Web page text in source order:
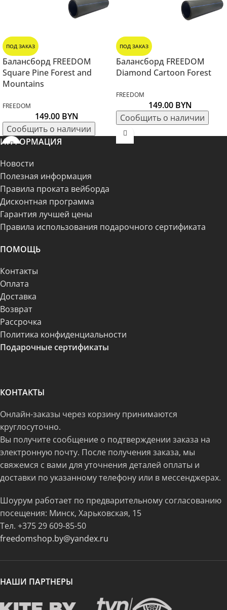
ПОД ЗАКАЗ
Балансборд FREEDOM
Square Pine Forest and
Mountains
FREEDOM
149.00 BYN
ПОД ЗАКАЗ
Балансборд FREEDOM
Diamond Cartoon Forest
FREEDOM
149.00 BYN
ИНФОРМАЦИЯ
Новости
Полезная информация
Правила проката вейборда
Дисконтная программа
Гарантия лучшей цены
Правила использования подарочного сертификата
ПОМОЩЬ
Контакты
Оплата
Доставка
Возврат
Рассрочка
Политика конфиденциальности
Подарочные сертификаты
КОНТАКТЫ
Онлайн-заказы через корзину принимаются
круглосуточно.
Вы получите сообщение о подтверждении заказа на
электронную почту. После получения заказа, мы
свяжемся с вами для уточнения деталей оплаты и
доставки по указанному телефону или в мессенджерах.
Шоурум работает по предварительному согласованию
посещения: Минск, Харьковская, 15
Тел. +375 29 609-85-50
freedomshop.by@yandex.ru
НАШИ ПАРТНЕРЫ